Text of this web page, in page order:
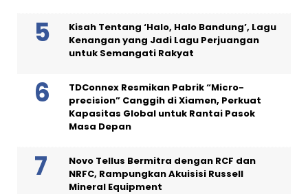
Kisah Tentang ‘Halo, Halo Bandung’, Lagu
Kenangan yang Jadi Lagu Perjuangan
untuk Semangati Rakyat
TDConnex Resmikan Pabrik “Micro-
precision” Canggih di Xiamen, Perkuat
Kapasitas Global untuk Rantai Pasok
Masa Depan
Novo Tellus Bermitra dengan RCF dan
NRFC, Rampungkan Akuisisi Russell
Mineral Equipment